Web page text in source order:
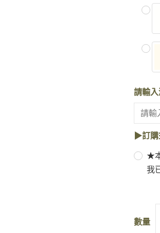
請輸
▶訂購
★
我
數量